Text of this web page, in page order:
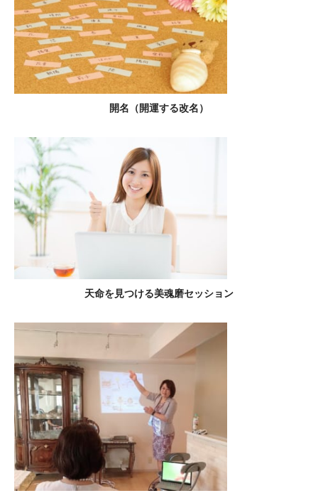
開名（開運する改名）
天命を見つける美魂磨セッション